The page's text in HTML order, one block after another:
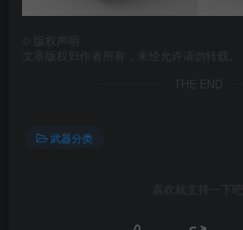
版权声明
文章版权归作者所有，未经允许请勿转载。
THE END
武器分类
喜欢就支持一下吧